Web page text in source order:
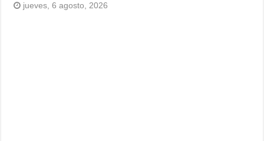
jueves, 6 agosto, 2026